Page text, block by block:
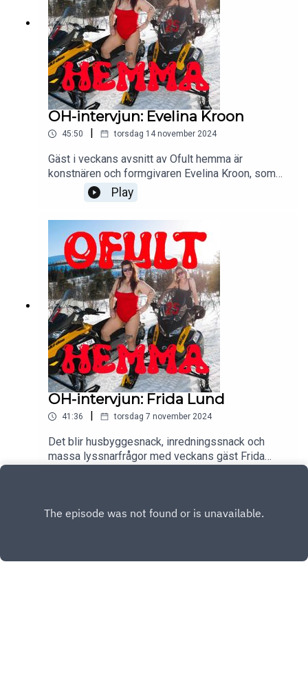
OH-intervjun: Evelina Kroon
45:50 torsdag 14 november 2024
Gäst i veckans avsnitt av Ofult hemma är
konstnären och formgivaren Evelina Kroon, som
verkar inom måleri, färgsättning och scenografi.
Hon har nyligen släppt en bok, “Mönster”, och
samlar dessutom på tejp. Klipps av Gabriella
Lahti.En podd från Aller Media.
Play
OH-intervjun: Frida Lund
41:36 torsdag 7 november 2024
Det blir husbyggesnack, inredningssnack och
massa lyssnarfrågor med veckans gäst Frida
Aller Media.